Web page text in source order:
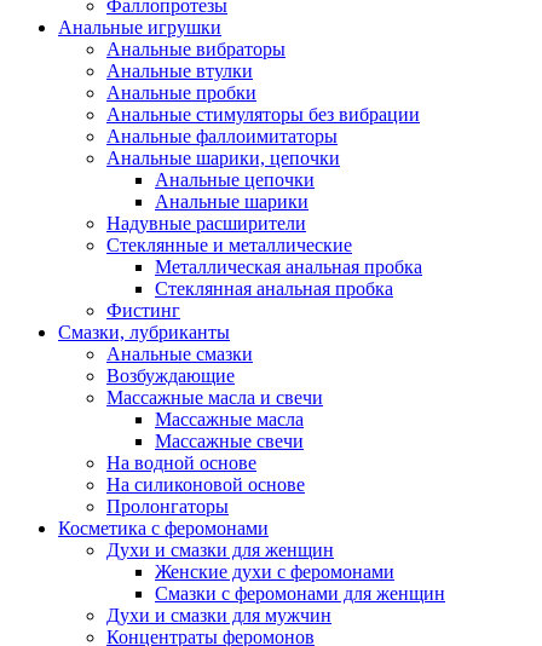
Фаллопротезы
Анальные игрушки
Анальные вибраторы
Анальные втулки
Анальные пробки
Анальные стимуляторы без вибрации
Анальные фаллоимитаторы
Анальные шарики, цепочки
Анальные цепочки
Анальные шарики
Надувные расширители
Стеклянные и металлические
Металлическая анальная пробка
Стеклянная анальная пробка
Фистинг
Смазки, лубриканты
Анальные смазки
Возбуждающие
Массажные масла и свечи
Массажные масла
Массажные свечи
На водной основе
На силиконовой основе
Пролонгаторы
Косметика с феромонами
Духи и смазки для женщин
Женские духи с феромонами
Смазки с феромонами для женщин
Духи и смазки для мужчин
Концентраты феромонов